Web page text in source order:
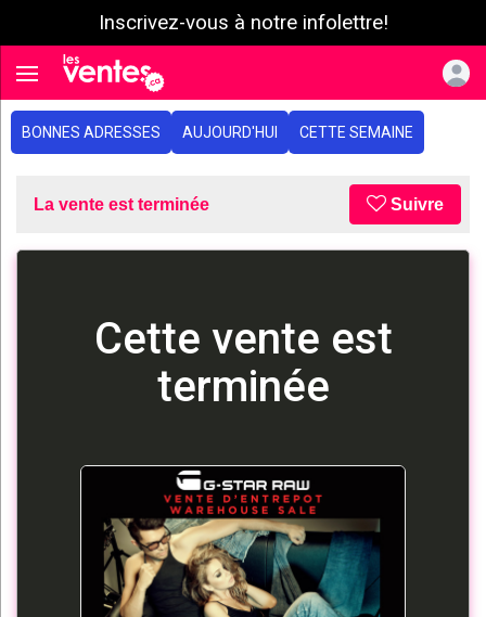
Inscrivez-vous à notre infolettre!
Toggle navigation
BONNES ADRESSES AUJOURD'HUI CETTE SEMAINE
La vente est terminée Suivre
Cette vente est
terminée